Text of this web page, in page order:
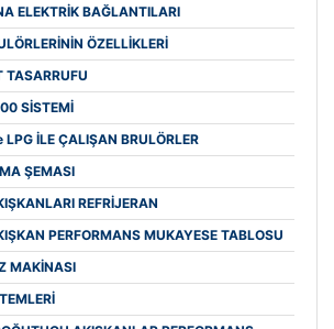
ELEKTRİK BAĞLANTILARI
ÖZELLİKLERİ
TASARRUFU
SİSTEMİ
İLE ÇALIŞAN BRULÖRLER
ŞEMASI
REFRİJERAN
PERFORMANS MUKAYESE TABLOSU
MAKİNASI